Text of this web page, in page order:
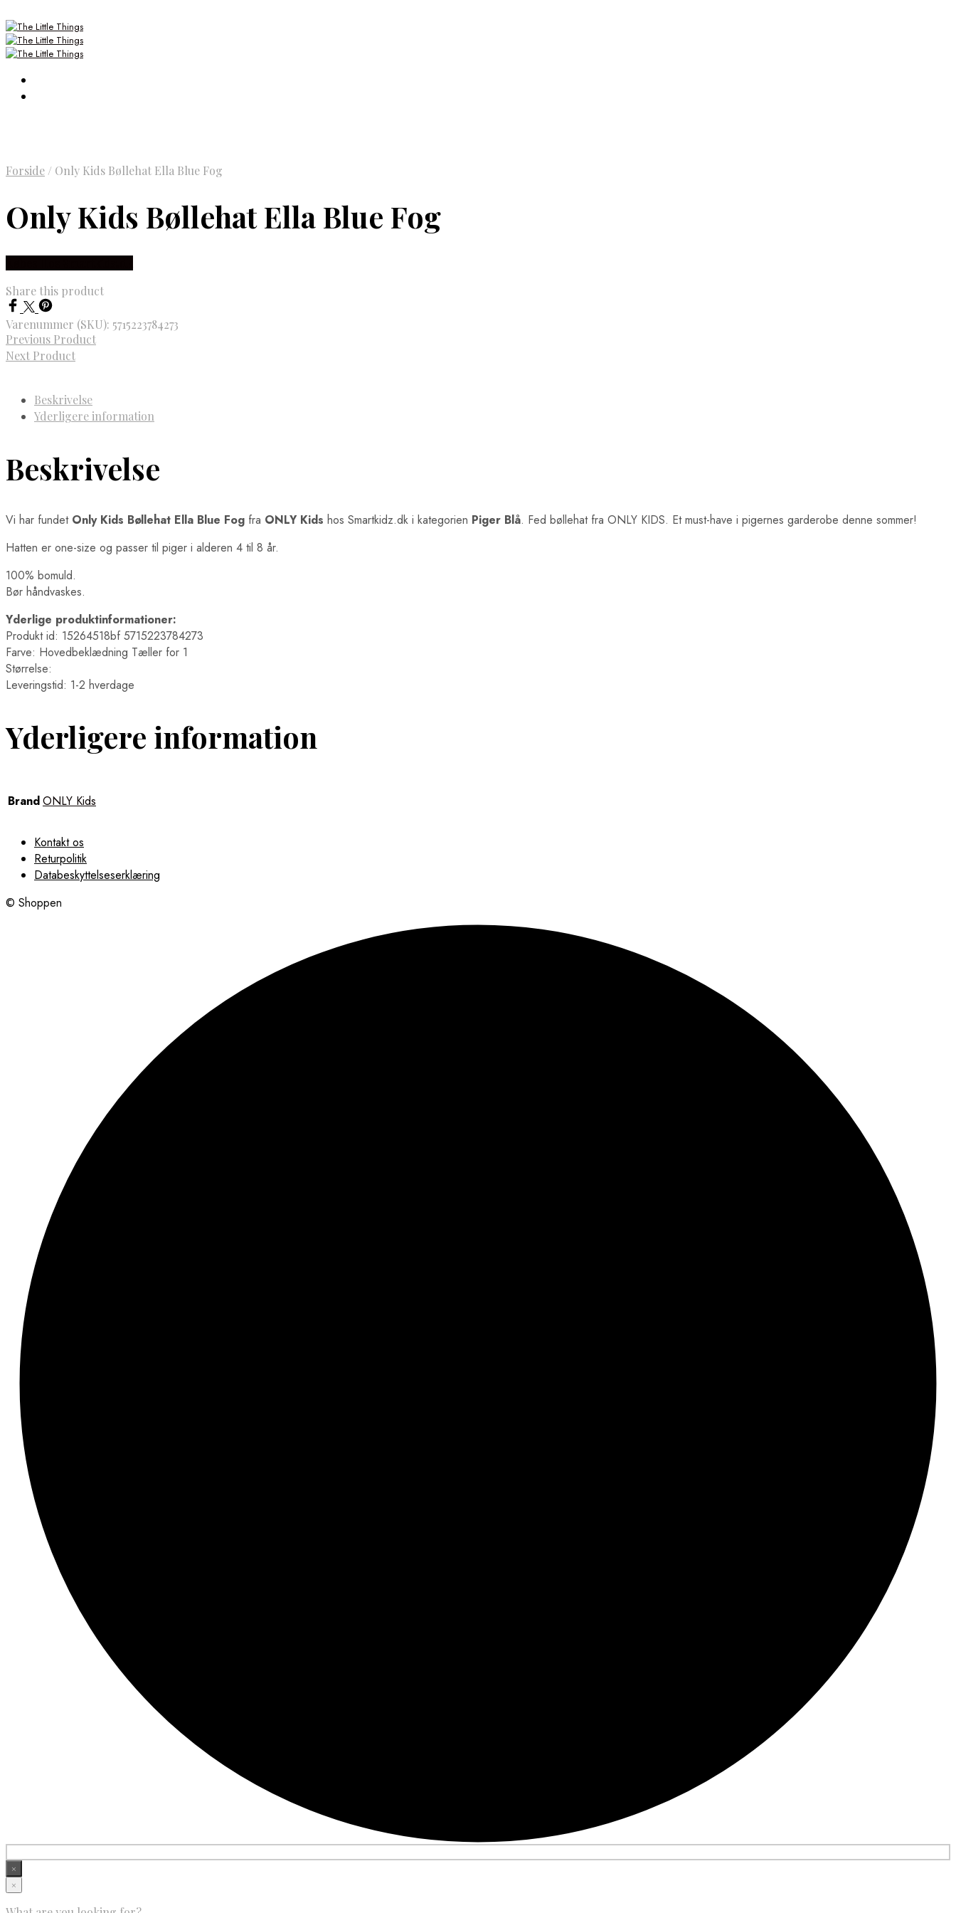
Forside / Only Kids Bøllehat Ella Blue Fog
Only Kids Bøllehat Ella Blue Fog
Share this product
Varenummer (SKU): 5715223784273
Previous Product
Next Product
Beskrivelse
Yderligere information
Beskrivelse
Vi har fundet Only Kids Bøllehat Ella Blue Fog fra ONLY Kids hos Smartkidz.dk i kategorien Piger Blå. Fed bøllehat fra ONLY KIDS. Et must-have i pigernes garderobe denne sommer!
Hatten er one-size og passer til piger i alderen 4 til 8 år.
100% bomuld.
Bør håndvaskes.
Yderlige produktinformationer:
Produkt id: 15264518bf 5715223784273
Farve: Hovedbeklædning Tæller for 1
Størrelse:
Leveringstid: 1-2 hverdage
Yderligere information
BrandONLY Kids
Kontakt os
Returpolitik
Databeskyttelseserklæring
© Shoppen
×
×